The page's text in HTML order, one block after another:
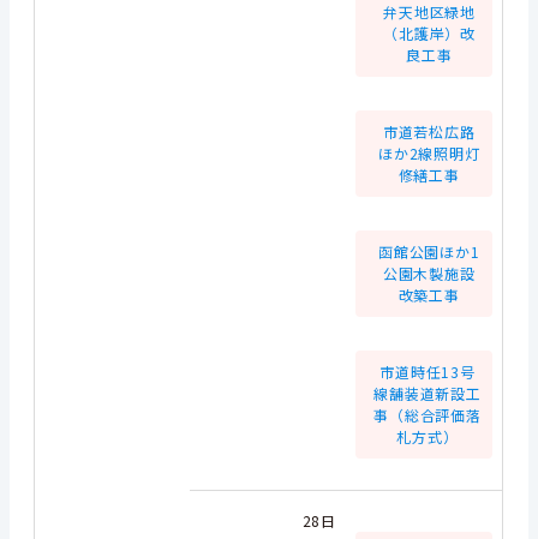
弁天地区緑地
（北護岸）改
良工事
市道若松広路
ほか2線照明灯
修繕工事
函館公園ほか1
公園木製施設
改築工事
市道時任13号
線舗装道新設工
事（総合評価落
札方式）
28日